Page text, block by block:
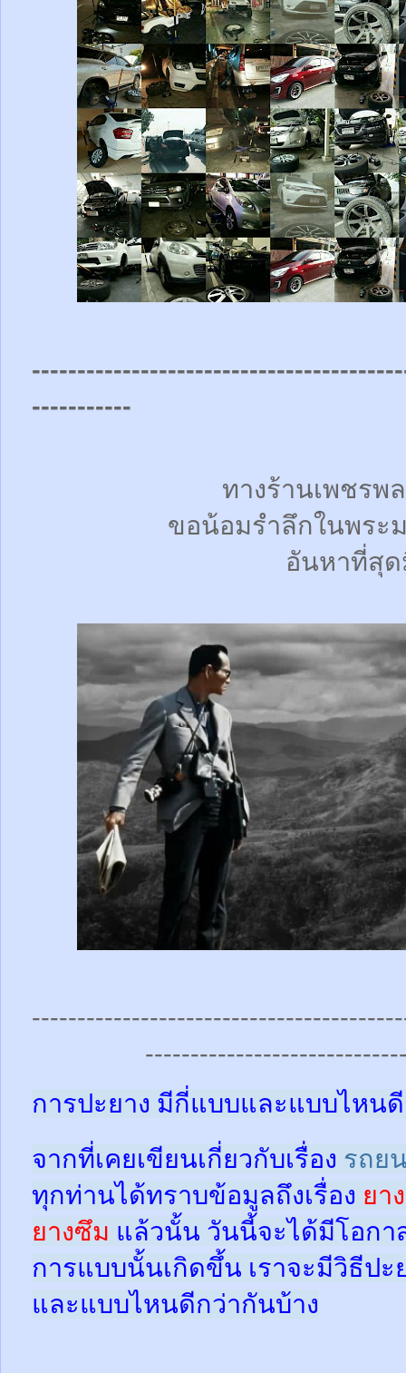
-----------
ทางร้านเพชรพ
ขอน้อมรำลึกในพร
อันหาที่สุ
การปะยาง มีกี่แบบและแบบไหน
จากที่เคยเขียนเกี่ยวกับเรื่อง รถย
ทุกท่านได้ทราบข้อมูลถึงเรื่อง ยา
ยางซึม แล้วนั้น วันนี้จะได้มีโอกา
การแบบนั้นเกิดขึ้น เราจะมีวิธีปะ
และแบบไหนดีกว่ากันบ้าง